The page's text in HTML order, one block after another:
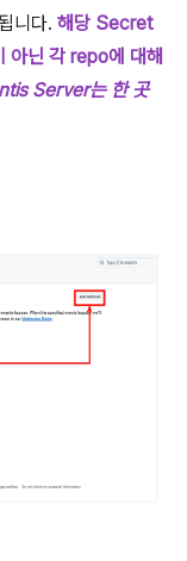
니다. 해당 Secret
아닌 각 repo에 대해
Server는 한 곳